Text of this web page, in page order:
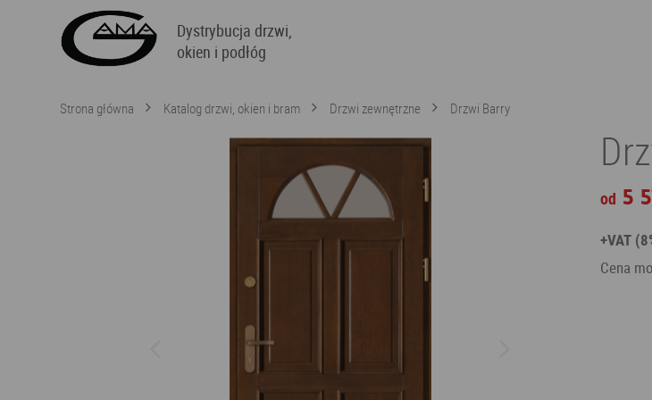
Dystrybucja drzwi,
okien i podłóg
Strona główna Katalog drzwi, okien i bram Drzwi zewnętrzne Drzwi Barry
od 5
+VAT
Cena